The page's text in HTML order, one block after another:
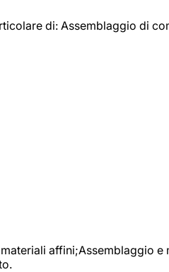
di: Assemblaggio di
affini;Assemblaggio